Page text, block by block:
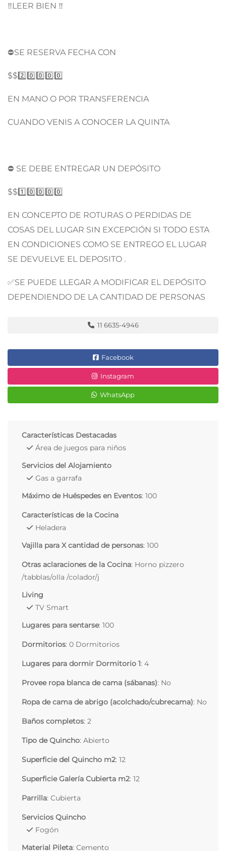
‼️LEER BIEN ‼️
⛔SE RESERVA FECHA CON
$$2️⃣0️⃣0️⃣0️⃣0️⃣
EN MANO O POR TRANSFERENCIA
CUANDO VENIS A CONOCER LA QUINTA
⛔ SE DEBE ENTREGAR UN DEPÓSITO
$$1️⃣0️⃣0️⃣0️⃣0️⃣
EN CONCEPTO DE ROTURAS O PERDIDAS DE
COSAS DEL LUGAR SIN EXCEPCIÓN SI TODO ESTA
EN CONDICIONES COMO SE ENTREGO EL LUGAR
SE DEVUELVE EL DEPOSITO .
✅SE PUEDE LLEGAR A MODIFICAR EL DEPÓSITO
DEPENDIENDO DE LA CANTIDAD DE PERSONAS
11 6635-4946
Facebook
Instagram
WhatsApp
Características Destacadas
Área de juegos para niños
Servicios del Alojamiento
Gas a garrafa
Máximo de Huéspedes en Eventos: 100
Características de la Cocina
Heladera
Vajilla para X cantidad de personas: 100
Otras aclaraciones de la Cocina: Horno pizzero
/tabblas/olla /colador/j
Living
TV Smart
Lugares para sentarse: 100
Dormitorios: 0 Dormitorios
Lugares para dormir Dormitorio 1: 4
Provee ropa blanca de cama (sábanas): No
Ropa de cama de abrigo (acolchado/cubrecama): No
Baños completos: 2
Tipo de Quincho: Abierto
Superficie del Quincho m2: 12
Superficie Galería Cubierta m2: 12
Parrilla: Cubierta
Servicios Quincho
Fogón
Material Pileta: Cemento